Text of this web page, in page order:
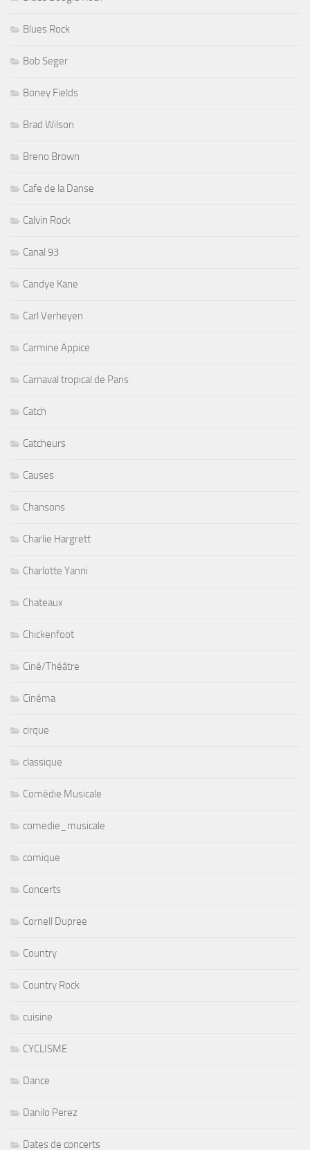
Blues Rock
Bob Seger
Boney Fields
Brad Wilson
Breno Brown
Cafe de la Danse
Calvin Rock
Canal 93
Candye Kane
Carl Verheyen
Carmine Appice
Carnaval tropical de Paris
Catch
Catcheurs
Causes
Chansons
Charlie Hargrett
Charlotte Yanni
Chateaux
Chickenfoot
Ciné/Théâtre
Cinéma
cirque
classique
Comédie Musicale
comedie_musicale
comique
Concerts
Cornell Dupree
Country
Country Rock
cuisine
CYCLISME
Dance
Danilo Perez
Dates de concerts